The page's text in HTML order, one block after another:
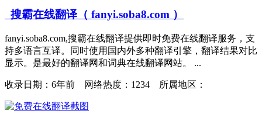
搜霸在线翻译（ fanyi.soba8.com ）
fanyi.soba8.com,搜霸在线翻译提供即时免费在线翻译服务，支
持多语言互译。同时使用国内外多种翻译引擎，翻译结果对比
显示。是最好的翻译网和词典在线翻译网站。 ...
收录日期： 6年前 网络热度：1234 所属地区：